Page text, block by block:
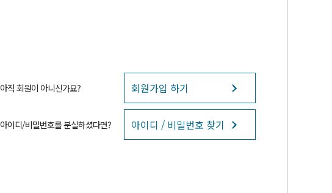
아직 회원이 아니신가요? 회원가입 하기
아이디/비밀번호를 분실하셨다면? 아이디 / 비밀번호 찾기